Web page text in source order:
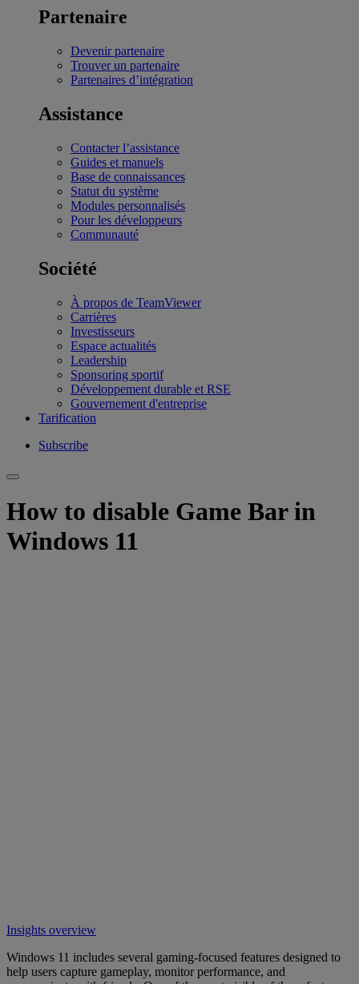
Partenaire
Devenir partenaire
Trouver un partenaire
Partenaires d’intégration
Assistance
Contacter l’assistance
Guides et manuels
Base de connaissances
Statut du système
Modules personnalisés
Pour les développeurs
Communauté
Société
À propos de TeamViewer
Carrières
Investisseurs
Espace actualités
Leadership
Sponsoring sportif
Développement durable et RSE
Gouvernement d'entreprise
Tarification
Subscribe
How to disable Game Bar in
Windows 11
Insights overview
Windows 11 includes several gaming-focused features designed to
help users capture gameplay, monitor performance, and